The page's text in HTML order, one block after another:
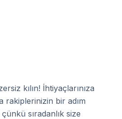
kılın! İhtiyaçlarınıza
rakiplerinizin bir adım
sıradanlık size